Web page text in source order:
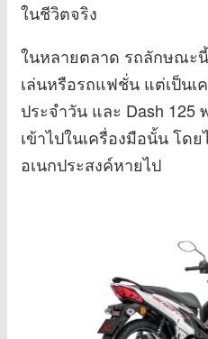
ในชีวิตจริง
ในหลายตลาด รถลักษณะ
เล่นหรือรถแฟชั่น แต่เป็น
ประจำวัน และ Dash 125
เข้าไปในเครื่องมือนั้น โด
อเนกประสงค์หายไป